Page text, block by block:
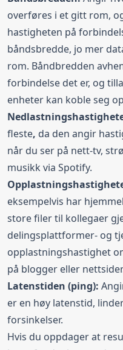
overføres i et gitt rom,
hastigheten på
båndsbredde, jo mer
rom. Båndbredden
forbindelse det er, og
enheter kan koble seg
fleste, da den angir
når du ser på nett-tv,
musikk via Spotify.
eksempelvis har
store filer til kollegaer
delingsplattformer- og
opplastningshastighet
på blogger eller
Latenstiden (ping):
er en høy latenstid,
forsinkelser.
Hvis du oppdager at